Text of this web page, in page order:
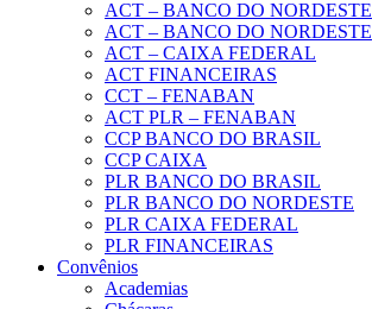
ACT – BANCO DO NORDESTE
ACT – BANCO DO NORDESTE
ACT – CAIXA FEDERAL
ACT FINANCEIRAS
CCT – FENABAN
ACT PLR – FENABAN
CCP BANCO DO BRASIL
CCP CAIXA
PLR BANCO DO BRASIL
PLR BANCO DO NORDESTE
PLR CAIXA FEDERAL
PLR FINANCEIRAS
Convênios
Academias